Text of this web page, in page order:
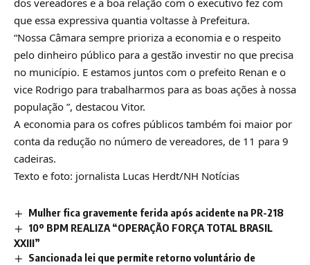
dos vereadores e a boa relação com o executivo fez com
que essa expressiva quantia voltasse à Prefeitura.
“Nossa Câmara sempre prioriza a economia e o respeito
pelo dinheiro público para a gestão investir no que precisa
no município. E estamos juntos com o prefeito Renan e o
vice Rodrigo para trabalharmos para as boas ações à nossa
população ”, destacou Vitor.
A economia para os cofres públicos também foi maior por
conta da redução no número de vereadores, de 11 para 9
cadeiras.
Texto e foto: jornalista Lucas Herdt/NH Notícias
Mulher fica gravemente ferida após acidente na PR-218
10º BPM REALIZA “OPERAÇÃO FORÇA TOTAL BRASIL
XXIII”
Sancionada lei que permite retorno voluntário de